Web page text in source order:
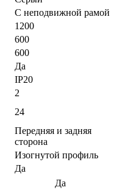
С неподвижной рамой
1200
600
600
Да
IP20
2
24
Передняя и задняя
сторона
Изогнутой профиль
Да
Да